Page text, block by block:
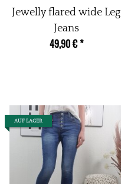
Jewelly flared wide Leg
Jeans
49,90 €*
AUF LAGER